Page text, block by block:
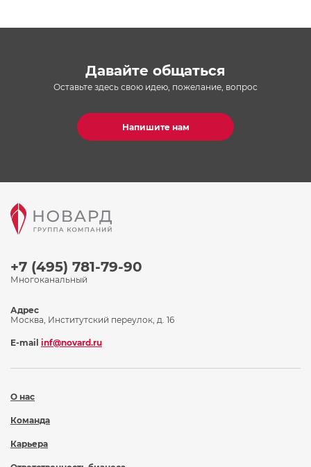
Давайте общаться
Оставьте здесь свою идею, пожелание, вопрос
Напишите нам
+7 (495) 781-79-90
Многоканальный
О нас
Команда
Карьера
Адрес
Москва, Институтский переулок, д. 16
E-mail inf@novard.ru